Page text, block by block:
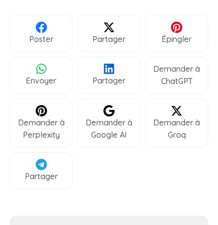
Poster Partager Épingler
Envoyer Partager
Demander à
ChatGPT
Demander à
Perplexity
Demander à
Google AI
Demander à
Groq
Partager